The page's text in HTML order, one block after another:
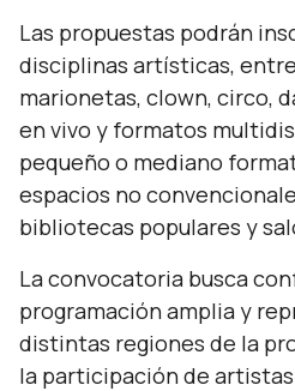
Las propuestas podrán
disciplinas artísticas,
marionetas, clown, circo,
en vivo y formatos
pequeño o mediano
espacios no
bibliotecas populares y
La convocatoria busca
programación amplia y
distintas regiones de la
la participación de